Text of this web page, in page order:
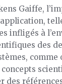
Gaiffe,
infligés à
des
des